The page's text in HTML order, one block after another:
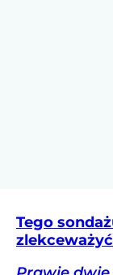
Tego